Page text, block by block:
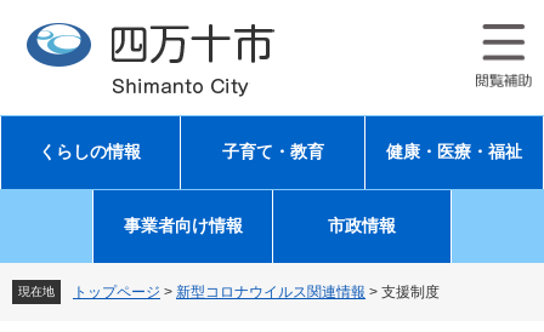
先
す
を
し
文
くらしの情報 子育て・教育 健康・医療・福祉
事業者向け情報 市政情報
現在地 トップページ > 新型コロナウイルス関連情報 > 支援制度